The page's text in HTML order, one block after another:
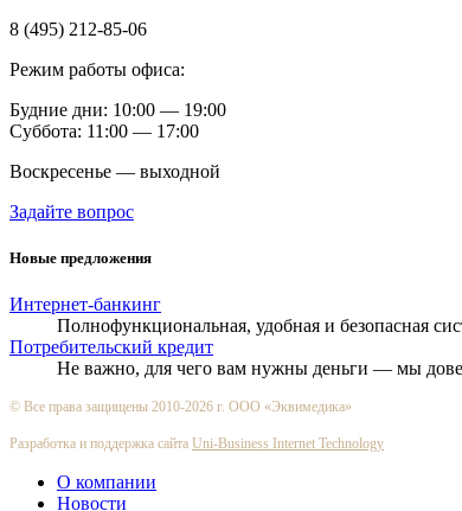
8 (495) 212-85-06
Режим работы офиса:
Будние дни: 10:00 — 19:00
Суббота: 11:00 — 17:00
Воскресенье — выходной
Задайте вопрос
Новые предложения
Интернет-банкинг
Полнофункциональная, удобная и безопасная
Потребительский кредит
Не важно, для чего вам нужны деньги — мы
© Все права защищены 2010-2026 г. ООО «Эквимедика»
Разработка и поддержка сайта Uni-Business Internet Technology
О компании
Новости